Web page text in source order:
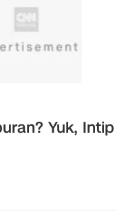
Yuk, Intip